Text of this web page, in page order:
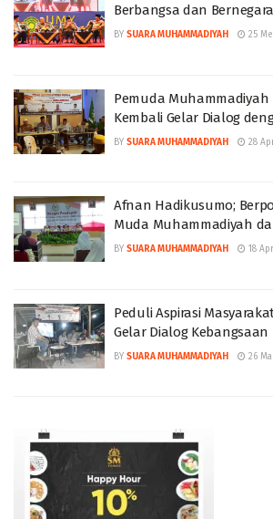
Berbangsa dan Bernegara
BY SUARA MUHAMMADIYAH 25
Pemuda Muhammadiyah
Kembali Gelar Dialog
BY SUARA MUHAMMADIYAH 28
Afnan Hadikusumo;
Muda Muhammadiyah
BY SUARA MUHAMMADIYAH 18
Peduli Aspirasi
Gelar Dialog Kebangsaan
BY SUARA MUHAMMADIYAH 26